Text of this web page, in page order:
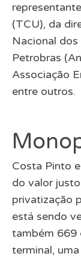
(TCU), da
Nacional
Petrobras
Associação
entre outros.
Costa Pinto
do valor
privatização
está sendo
também 669
terminal,